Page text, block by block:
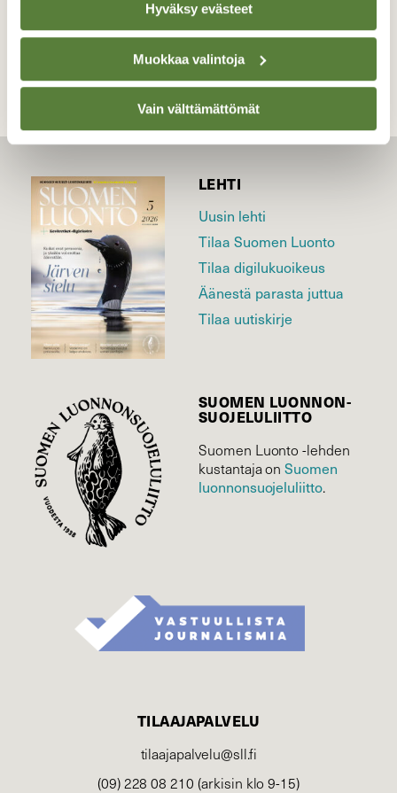
Hyväksy evästeet
Muokkaa valintoja
Vain välttämättömät
TAKAISIN LISTAAN
LEHTI
Uusin lehti
Tilaa Suomen Luonto
Tilaa digilukuoikeus
Äänestä parasta juttua
Tilaa uutiskirje
SUOMEN LUONNON­
SUOJELU­LIITTO
Suomen Luonto -lehden
kustantaja onSuomen
luonnonsuojelu­liitto.
TILAAJAPALVELU
tilaajapalvelu@sll.fi
(09) 228 08 210 (arkisin klo 9-15)